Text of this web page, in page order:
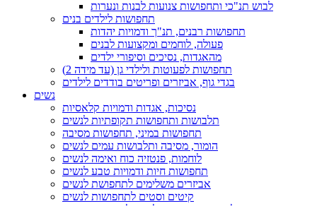
לבוש תנ"כי ותחפושות צנועות לבנות ונערות
תחפושות לילדים בנים
תחפושות רבנים, תנ"ך ודמויות יהדות
פעולה, לוחמים ומקצועות לבנים
מהאגדות, נסיכים וסיפורי ילדים
תחפושות לפעוטות ולילדי גן (עד מידה 2)
בגדי גוף, אביזרים ופריטים בודדים לילדים
נשים
נסיכות, אגדות ודמויות קלאסיות
תלבושות ותחפושות תקופתיות לנשים
תחפושות במיני, תחפושות מסיבה
הומור, מסיבה ותלבושות עמים לנשים
לוחמות, פנטזיה כוח ואימה לנשים
תחפושות חיות ודמויות טבע לנשים
אביזרים משלימים לתחפושת לנשים
קיטים וסטים לתחפושות לנשים